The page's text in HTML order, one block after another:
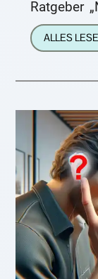
Ratgeber
ich will
Wilhelm.
ALLES